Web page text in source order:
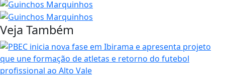
Veja Também